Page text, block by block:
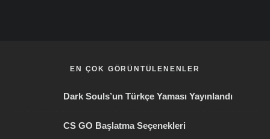
EN ÇOK GÖRÜNTÜLENENLER
Dark Souls’un Türkçe Yaması Yayınlandı
CS GO Başlatma Seçenekleri